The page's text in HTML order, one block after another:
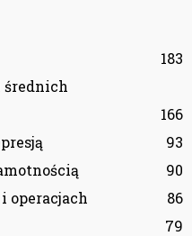
183
średnich
166
93
90
operacjach
86
79